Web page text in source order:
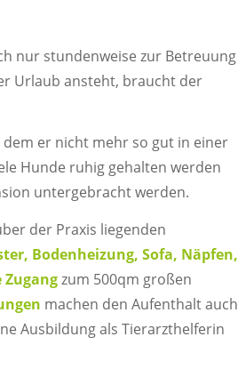
nur stundenweise zur Betreuung
Urlaub ansteht, braucht der
er nicht mehr so gut in einer
Hunde ruhig gehalten werden
untergebracht werden.
der Praxis liegenden
Bodenheizung, Sofa, Näpfen,
zum 500qm großen
machen den Aufenthalt auch
Ausbildung als Tierarzthelferin